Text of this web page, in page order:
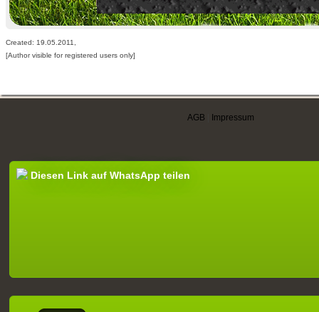
Created: 19.05.2011,
[Author visible for registered users only]
AGB Impressum
Diesen Link auf WhatsApp teilen